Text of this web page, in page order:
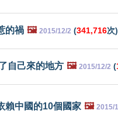
的禍 🖼️ 2015/12/2 (341,716次)
自己來的地方 🖼️ 2015/12/2 (
賴中國的10個國家 🖼️ 2015/